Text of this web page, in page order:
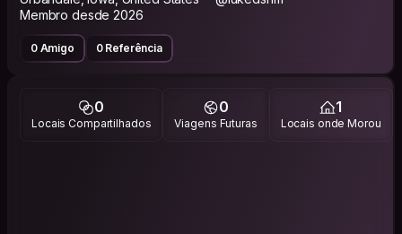
Membro desde 2026
0 Amigo 0 Referência
0
Locais Compartilhados
0
Viagens Futuras
1
Locais onde Morou